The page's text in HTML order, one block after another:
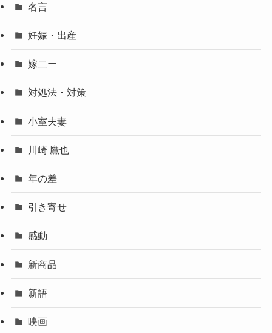
名言
妊娠・出産
嫁二ー
対処法・対策
小室夫妻
川崎 鷹也
年の差
引き寄せ
感動
新商品
新語
映画